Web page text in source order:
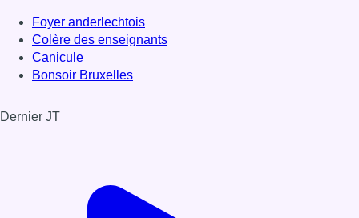
Foyer anderlechtois
Colère des enseignants
Canicule
Bonsoir Bruxelles
Dernier JT